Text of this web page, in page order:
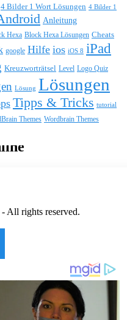
4 Bilder 1 Wort Lösungen 4 Bilder 1
Anleitung
Hexa Block Hexa Lösungen Cheats
google Hilfe ios iOS 8 iPad
Kreuzworträtsel Level Logo Quiz
Lösung Lösungen
Tipps & Tricks tutorial
Themes Wordbrain Themes
All rights reserved.